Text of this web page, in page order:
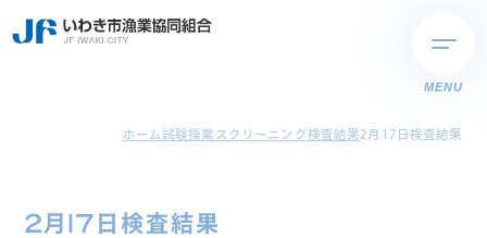
MENU
ホーム試験操業スクリーニング検査結果2月17日検査結果
2月17日検査結果